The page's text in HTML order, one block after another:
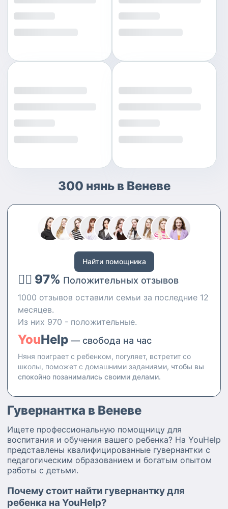
300 нянь в Веневе
Найти помощника
👍🏻 97% Положительных отзывов
1000 отзывов оставили семьи за последние 12
месяцев.
Из них 970 - положительные.
YouHelp — свобода на час
Няня поиграет с ребенком, погуляет, встретит со
школы, поможет с домашними заданиями, чтобы вы
спокойно позанимались своими делами.
Гувернантка в Веневе
Ищете профессиональную помощницу для
воспитания и обучения вашего ребенка? На YouHelp
представлены квалифицированные гувернантки с
педагогическим образованием и богатым опытом
работы с детьми.
Почему стоит найти гувернантку для
ребенка на YouHelp?